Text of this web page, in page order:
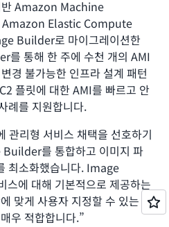
반 Amazon Machine
Amazon Elastic Compute
Builder로 마이그레이션한
통해 한 주에 수천 개의 AMI
경 불가능한 인프라 설계 패턴
플릿에 대한 AMI를 빠르고 안
례를 지원합니다.
관리형 서비스 채택을 선호하기
를 통합하고 이미지 파
최소화했습니다. Image
에 대해 기본적으로 제공하는
맞게 사용자 지정할 수 있는 유
우 적합합니다.”